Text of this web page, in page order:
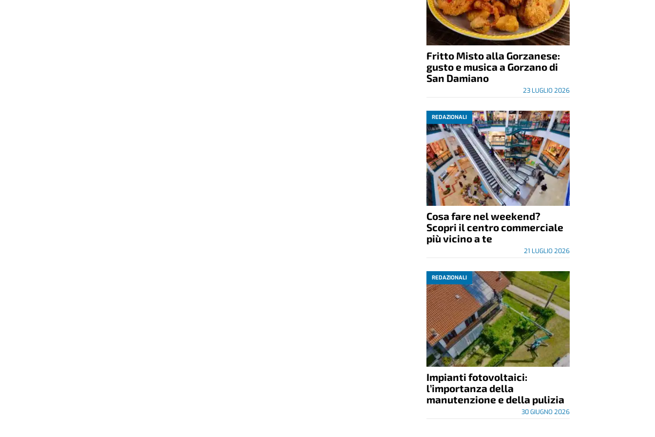
Fritto Misto alla Gorzanese:
gusto e musica a Gorzano di
San Damiano
23 LUGLIO 2026
REDAZIONALI
Cosa fare nel weekend?
Scopri il centro commerciale
più vicino a te
21 LUGLIO 2026
REDAZIONALI
Impianti fotovoltaici:
l’importanza della
manutenzione e della pulizia
30 GIUGNO 2026